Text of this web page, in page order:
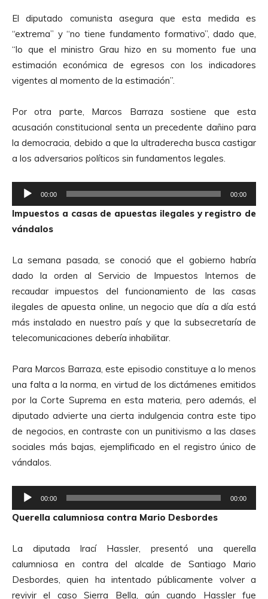
d
e
A
u
d
o
El diputado comunista asegura que esta medida es
“extrema” y “no tiene fundamento formativo”, dado que,
“lo que el ministro Grau hizo en su momento fue una
estimación económica de egresos con los indicadores
vigentes al momento de la estimación”.
Por otra parte, Marcos Barraza sostiene que esta
acusación constitucional senta un precedente dañino para
la democracia, debido a que la ultraderecha busca castigar
a los adversarios políticos sin fundamentos legales.
e
p
r
d
u
c
t
o
r
e
A
u
d
i
o
00:00 00:00
Impuestos a casas de apuestas ilegales y registro de
vándalos
La semana pasada, se conoció que el gobierno habría
dado la orden al Servicio de Impuestos Internos de
recaudar impuestos del funcionamiento de las casas
ilegales de apuesta online, un negocio que día a día está
más instalado en nuestro país y que la subsecretaría de
telecomunicaciones debería inhabilitar.
Para Marcos Barraza, este episodio constituye a lo menos
una falta a la norma, en virtud de los dictámenes emitidos
por la Corte Suprema en esta materia, pero además, el
diputado advierte una cierta indulgencia contra este tipo
de negocios, en contraste con un punitivismo a las clases
sociales más bajas, ejemplificado en el registro único de
vándalos.
e
p
o
d
u
00:00 00:00
Querella calumniosa contra Mario Desbordes
La diputada Irací Hassler, presentó una querella
calumniosa en contra del alcalde de Santiago Mario
Desbordes, quien ha intentado públicamente volver a
revivir el caso Sierra Bella, aún cuando Hassler fue